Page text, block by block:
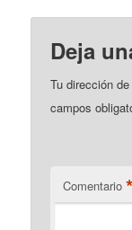
Deja
Tu dirección
campos
Comentario *